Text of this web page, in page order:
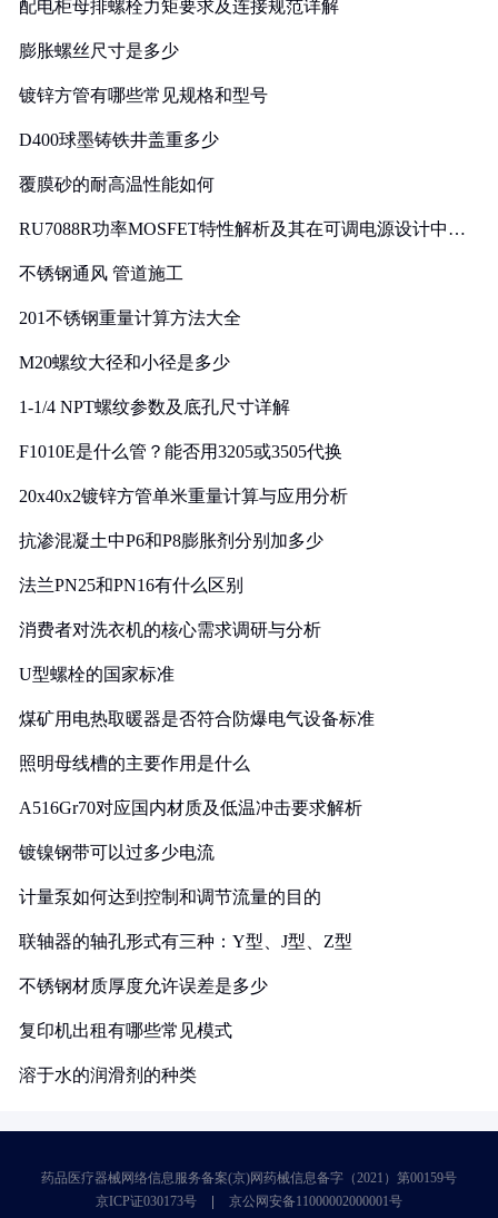
配电柜母排螺栓力矩要求及连接规范详解
膨胀螺丝尺寸是多少
镀锌方管有哪些常见规格和型号
D400球墨铸铁井盖重多少
覆膜砂的耐高温性能如何
RU7088R功率MOSFET特性解析及其在可调电源设计中的
不锈钢通风 管道施工
201不锈钢重量计算方法大全
M20螺纹大径和小径是多少
1-1/4 NPT螺纹参数及底孔尺寸详解
F1010E是什么管？能否用3205或3505代换
20x40x2镀锌方管单米重量计算与应用分析
抗渗混凝土中P6和P8膨胀剂分别加多少
法兰PN25和PN16有什么区别
消费者对洗衣机的核心需求调研与分析
U型螺栓的国家标准
煤矿用电热取暖器是否符合防爆电气设备标准
照明母线槽的主要作用是什么
A516Gr70对应国内材质及低温冲击要求解析
镀镍钢带可以过多少电流
计量泵如何达到控制和调节流量的目的
联轴器的轴孔形式有三种：Y型、J型、Z型
不锈钢材质厚度允许误差是多少
复印机出租有哪些常见模式
溶于水的润滑剂的种类
药品医疗器械网络信息服务备案(京)网药械信息备字（2021）第00159号
京ICP证030173号
京公网安备11000002000001号